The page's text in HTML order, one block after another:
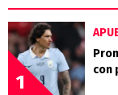
1
con